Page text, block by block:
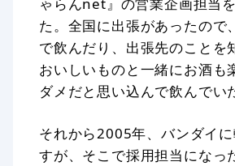
た。全国に出張があったので
で飲んだり、出張先のことを
おいしいものと一緒にお酒も
ダメだと思い込んで飲んでい
それから2005年、バンダイ
すが、そこで採用担当になっ